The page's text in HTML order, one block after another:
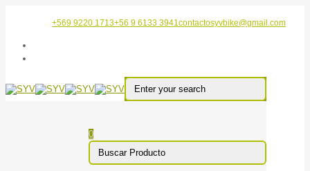
+569 9220 1713+56 9 6133 3941contactosyvbike@gmail.com
0